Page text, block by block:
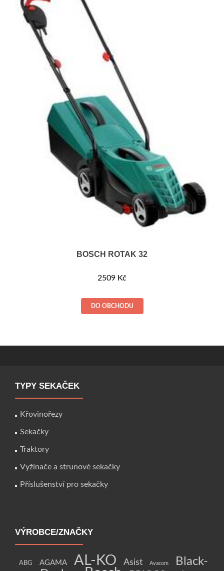
BOSCH ROTAK 32
2509 Kč
DO OBCHODU
TYPY SEKAČEK
Křovinořezy
Sekačky
Traktory
Vyžínače a strunové sekačky
Příslušenství pro sekačky
VÝROBCE/ZNAČKY
ABG AGAMA AL-KO Asist Avacom
Black-